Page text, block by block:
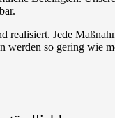
Jede
werden so gering wie